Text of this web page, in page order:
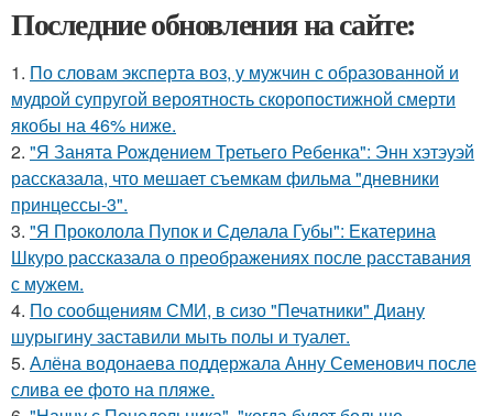
Последние обновления на сайте:
1. По словам эксперта воз, у мужчин с образованной и
мудрой супругой вероятность скоропостижной смерти
якобы на 46% ниже.
2. "Я Занята Рождением Третьего Ребенка": Энн хэтэуэй
рассказала, что мешает съемкам фильма "дневники
принцессы-3".
3. "Я Проколола Пупок и Сделала Губы": Екатерина
Шкуро рассказала о преображениях после расставания
с мужем.
4. По сообщениям СМИ, в сизо "Печатники" Диану
шурыгину заставили мыть полы и туалет.
5. Алёна водонаева поддержала Анну Семенович после
слива ее фото на пляже.